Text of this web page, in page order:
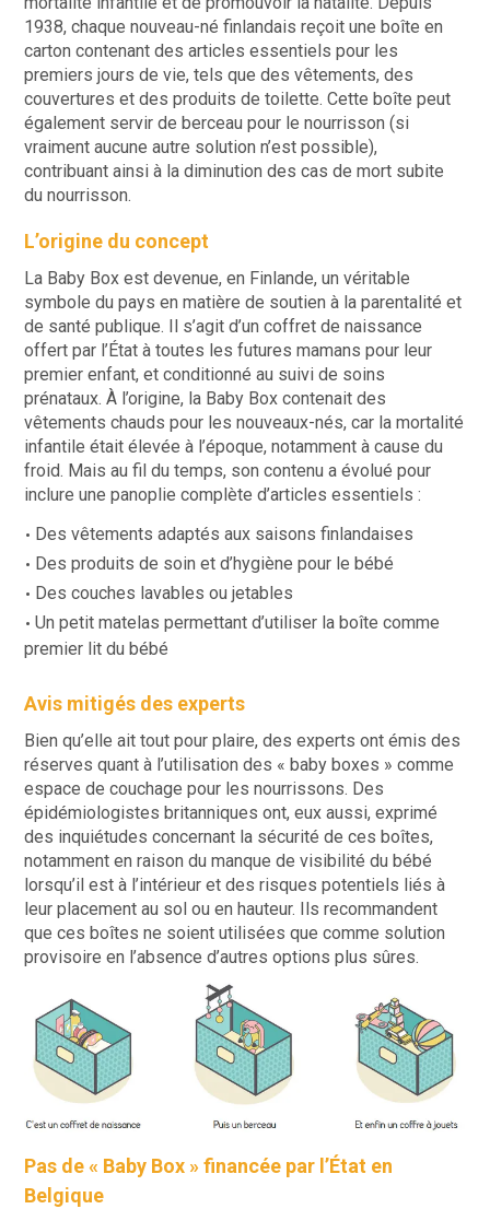
1938, chaque nouveau-né finlandais reçoit une boîte en
carton contenant des articles essentiels pour les
premiers jours de vie, tels que des vêtements, des
couvertures et des produits de toilette. Cette boîte peut
également servir de berceau pour le nourrisson (si
vraiment aucune autre solution n’est possible),
contribuant ainsi à la diminution des cas de mort subite
du nourrisson.
L’origine du concept
La Baby Box est devenue, en Finlande, un véritable
symbole du pays en matière de soutien à la parentalité et
de santé publique. Il s’agit d’un coffret de naissance
offert par l’État à toutes les futures mamans pour leur
premier enfant, et conditionné au suivi de soins
prénataux. À l’origine, la Baby Box contenait des
vêtements chauds pour les nouveaux-nés, car la mortalité
infantile était élevée à l’époque, notamment à cause du
froid. Mais au fil du temps, son contenu a évolué pour
inclure une panoplie complète d’articles essentiels :
Des vêtements adaptés aux saisons finlandaises
Des produits de soin et d’hygiène pour le bébé
Des couches lavables ou jetables
Un petit matelas permettant d’utiliser la boîte comme
premier lit du bébé
Avis mitigés des experts
Bien qu’elle ait tout pour plaire, des experts ont émis des
réserves quant à l’utilisation des « baby boxes » comme
espace de couchage pour les nourrissons. Des
épidémiologistes britanniques ont, eux aussi, exprimé
des inquiétudes concernant la sécurité de ces boîtes,
notamment en raison du manque de visibilité du bébé
lorsqu’il est à l’intérieur et des risques potentiels liés à
leur placement au sol ou en hauteur. Ils recommandent
que ces boîtes ne soient utilisées que comme solution
provisoire en l’absence d’autres options plus sûres.
Pas de « Baby Box » financée par l’État en
Belgique